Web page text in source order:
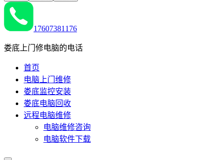
17607381176
娄底上门修电脑的电话
首页
电脑上门维修
娄底监控安装
娄底电脑回收
远程电脑维修
电脑维修咨询
电脑软件下载